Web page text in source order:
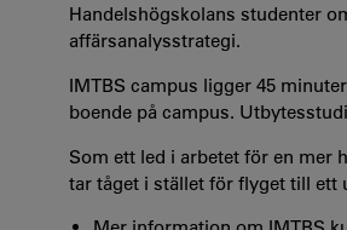
Handelshögskolans studenter
affärsanalysstrategi.
IMTBS campus ligger 45
boende på campus.
Som ett led i arbetet för en mer
tar tåget i stället för flyget till ett